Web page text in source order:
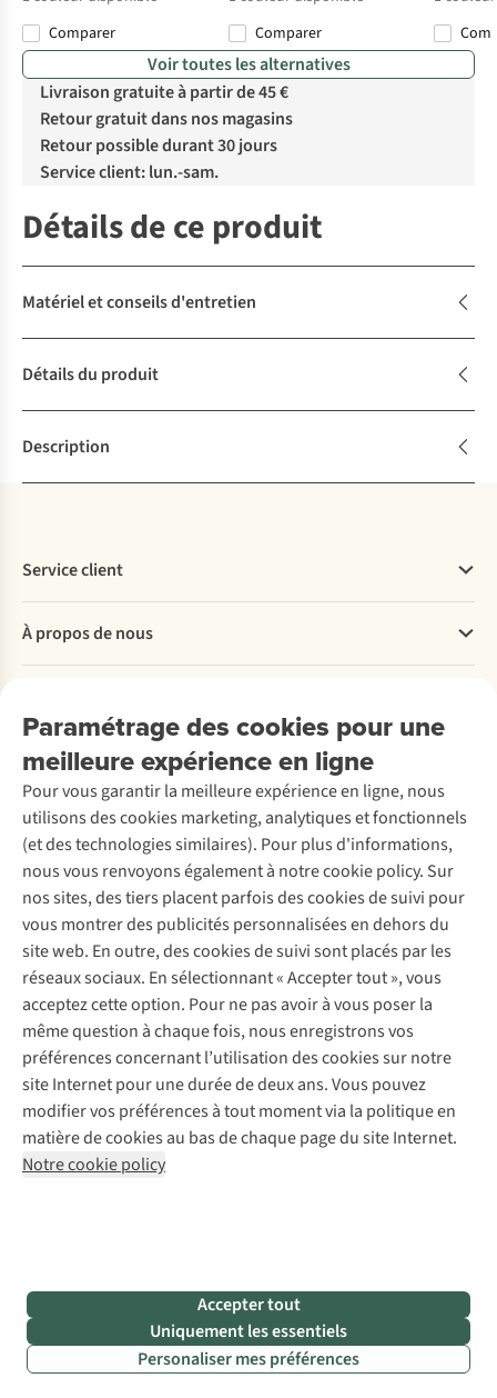
Comparer
Comparer
Voir toutes les alternatives
Livraison gratuite à partir de 45 €
Retour gratuit dans nos magasins
Retour possible durant 30 jours
Service client: lun.-sam.
Détails de ce produit
Matériel et conseils d'entretien
Détails du produit
Description
Paramétrage des cookies pour une
meilleure expérience en ligne
Pour vous garantir la meilleure expérience en ligne, nous
utilisons des cookies marketing, analytiques et fonctionnels
(et des technologies similaires). Pour plus d'informations,
nous vous renvoyons également à notre cookie policy. Sur
nos sites, des tiers placent parfois des cookies de suivi pour
vous montrer des publicités personnalisées en dehors du
site web. En outre, des cookies de suivi sont placés par les
réseaux sociaux. En sélectionnant « Accepter tout », vous
acceptez cette option. Pour ne pas avoir à vous poser la
même question à chaque fois, nous enregistrons vos
préférences concernant l’utilisation des cookies sur notre
site Internet pour une durée de deux ans. Vous pouvez
modifier vos préférences à tout moment via la politique en
matière de cookies au bas de chaque page du site Internet.
Notre cookie policy
Accepter tout
Uniquement les essentiels
Personaliser mes préférences
Service client
Commander
Payer
Retourner
Rétractation d'une commande
Entretien & réparations
Garantie
Contactez-nous
À propos de nous
Entreprise responsable
À propos d’Ayacucho
Nos magasins
À propos d’A.S.Adventure
Déclaration d'accessibilité
Location / Location sports d’hiver
Seconde-main
Entretien de ski
Service de lavage
Entretien de chaussures
Réparation de chaussures
Réparation de vêtements
Retouches
Pour les entreprises
Découvrez
A.S.Magazine
Explore Camp
Expertise & conseils
Abonnez-vous à la newsletter
Suivez-nous
Mentions légales
Politique de confidentialité
Conditions générales
Cookie Policy